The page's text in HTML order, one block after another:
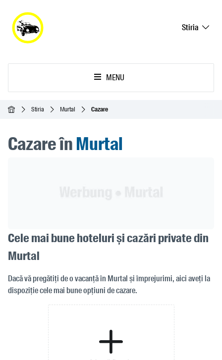
Stiria
MENU
Acasă Stiria Murtal Cazare
Cazare înMurtal
Cele mai bune hoteluri și cazări private din
Murtal
Dacă vă pregătiți de o vacanță în Murtal și împrejurimi, aici aveți la
dispoziție cele mai bune opțiuni de cazare.